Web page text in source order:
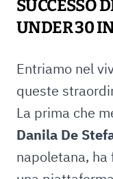
SUCCESSO
UNDER 30
Entriamo nel
queste
La prima che
Danila De
napoletana,